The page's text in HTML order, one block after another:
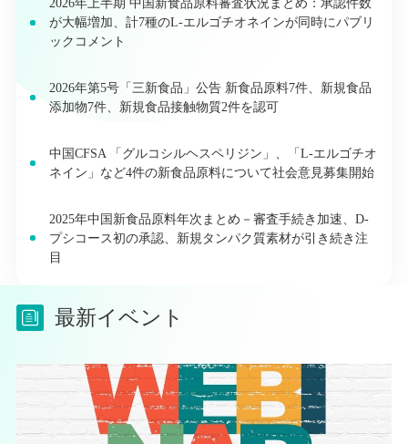
が大幅増加、計7種のL-エルゴチオネインが同時にパブリ
ックコメント
2026年第5号「三新食品」公告 新食品原料7件、新規食品
添加物7件、新規食品接触物質2件を認可
中国CFSA 「グルコシルヘスペリジン」、「L-エルゴチオ
ネイン」など4件の新食品原料について社会意見募集開始
2025年中国新食品原料年次まとめ－審査手続き加速、D-
プシコース初の承認、新規タンパク質素材が引き続き注
目
最新イベント